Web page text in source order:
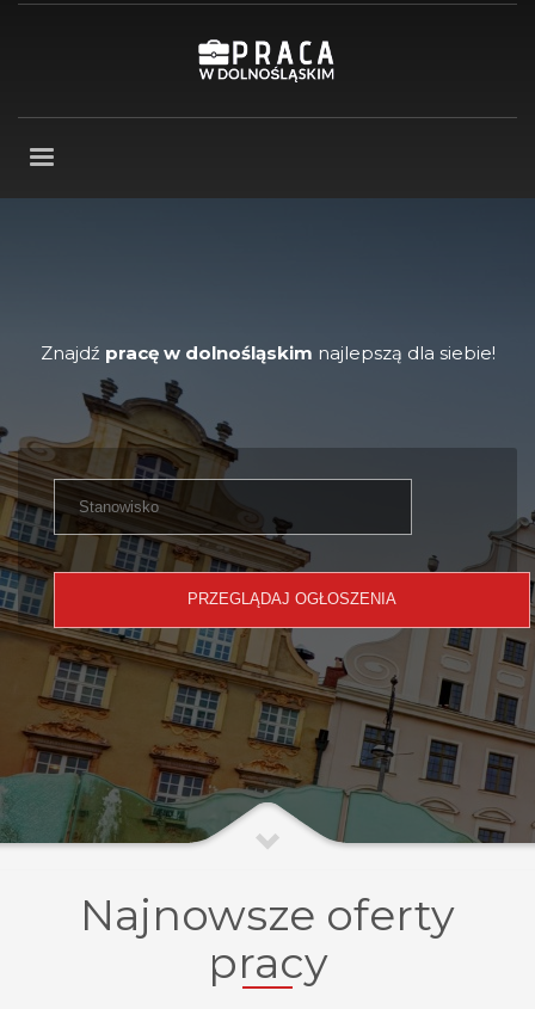
Znajdź pracę w dolnośląskim najlepszą dla siebie!
Najnowsze oferty
pracy